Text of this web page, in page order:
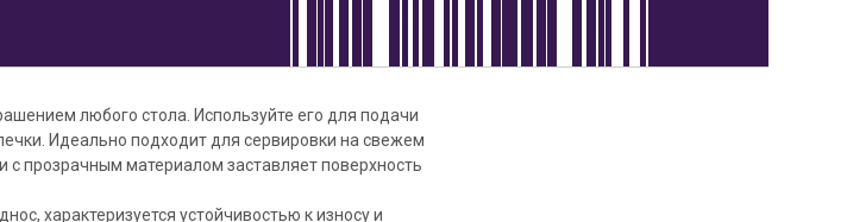
любого стола. Используйте его для подачи
Идеально подходит для сервировки на свежем
прозрачным материалом заставляет поверхность
характеризуется устойчивостью к износу и